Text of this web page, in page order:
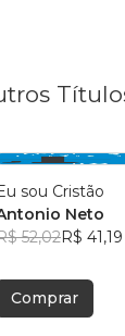
sou Cristão
Neto
52,02R$ 41,19
Comprar